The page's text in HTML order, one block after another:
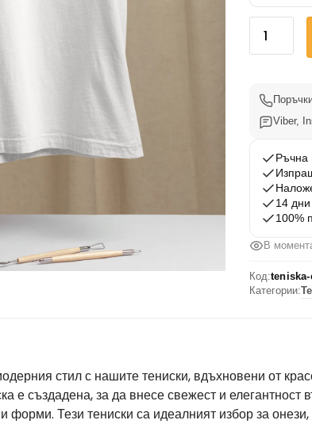
количество
Цветна
Спирала
Viber,
Ръчна
14
100%
В
Код:
Категории:
стил с нашите тениски, вдъхновени от
е създадена, за да внесе свежест и
форми. Тези тениски са идеалният избор за